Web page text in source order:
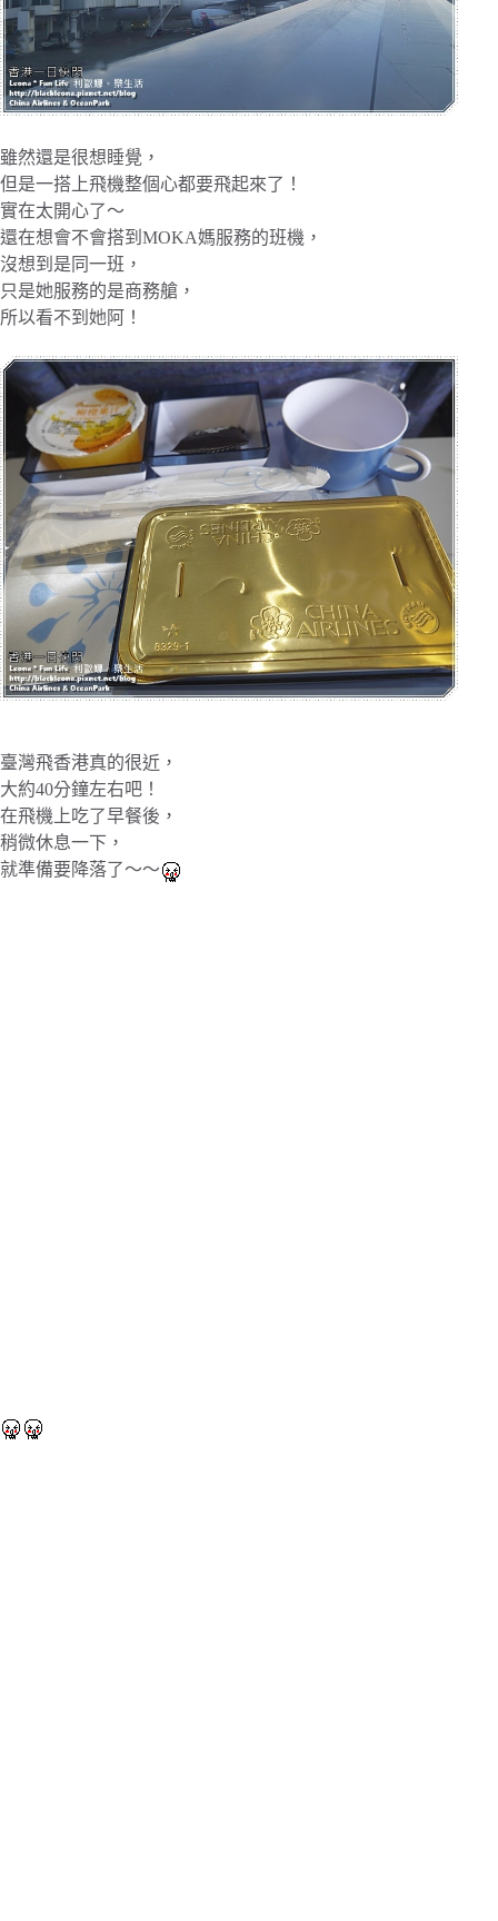
雖然還是很想睡覺，
但是一搭上飛機整個心都要飛起來了！
實在太開心了～
還在想會不會搭到MOKA媽服務的班機，
沒想到是同一班，
只是她服務的是商務艙，
所以看不到她阿！
臺灣飛香港真的很近，
大約40分鐘左右吧！
在飛機上吃了早餐後，
稍微休息一下，
就準備要降落了～～